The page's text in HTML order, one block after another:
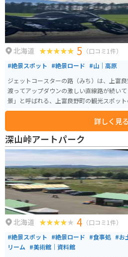
北海道 5 （口コミ1件）
#絶景スポット #絶景ロード #山｜高原
ジェットコースターの路（みち）は、上富
渡ってアップダウンの激しい直線路が続いている場所で
景」と呼ばれる、上富良野町の観光スポット
ながら、周囲には田園風景が広がる絶景も
詳しく見る
深山峠アートパーク
北海道 4 （口コミ1件）
#絶景スポット #絶景ロード #食事処 #お
リーム #美術館｜資料館